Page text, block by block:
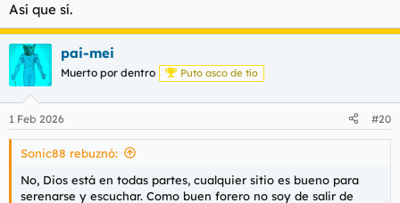
Así que sí.
pai-mei
Muerto por dentro Puto asco de tío
1 Feb 2026 #20
Sonic88 rebuznó:
No, Dios está en todas partes, cualquier sitio es bueno para
serenarse y escuchar. Como buen forero no soy de salir de